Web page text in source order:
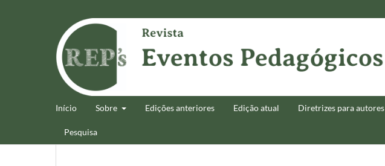
Início Sobre Edições anteriores Edição atual Diretrizes para autores
Pesquisa